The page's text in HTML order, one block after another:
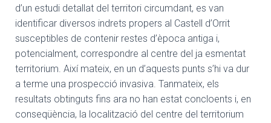
d’un estudi detallat del territori circumdant, es van
identificar diversos indrets propers al Castell d’Orrit
susceptibles de contenir restes d’època antiga i,
potencialment, correspondre al centre del ja esmentat
territorium. Així mateix, en un d’aquests punts s’hi va dur
a terme una prospecció invasiva. Tanmateix, els
resultats obtinguts fins ara no han estat concloents i, en
conseqüència, la localització del centre del territorium